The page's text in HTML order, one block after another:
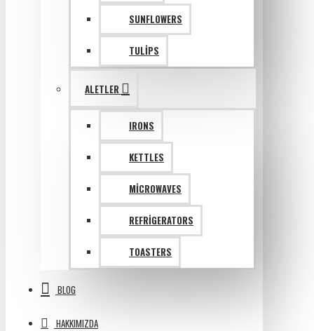
SUNFLOWERS
TULIPS
ALETLER
IRONS
KETTLES
MICROWAVES
REFRIGERATORS
TOASTERS
BLOG
HAKKIMIZDA